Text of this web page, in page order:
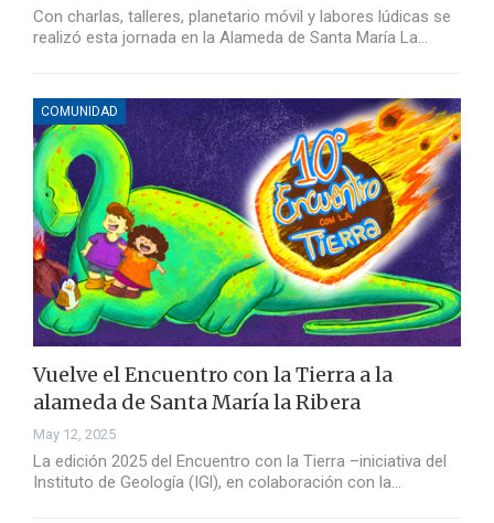
Con charlas, talleres, planetario móvil y labores lúdicas se
realizó esta jornada en la Alameda de Santa María La…
COMUNIDAD
Vuelve el Encuentro con la Tierra a la
alameda de Santa María la Ribera
May 12, 2025
La edición 2025 del Encuentro con la Tierra –iniciativa del
Instituto de Geología (IGl), en colaboración con la…